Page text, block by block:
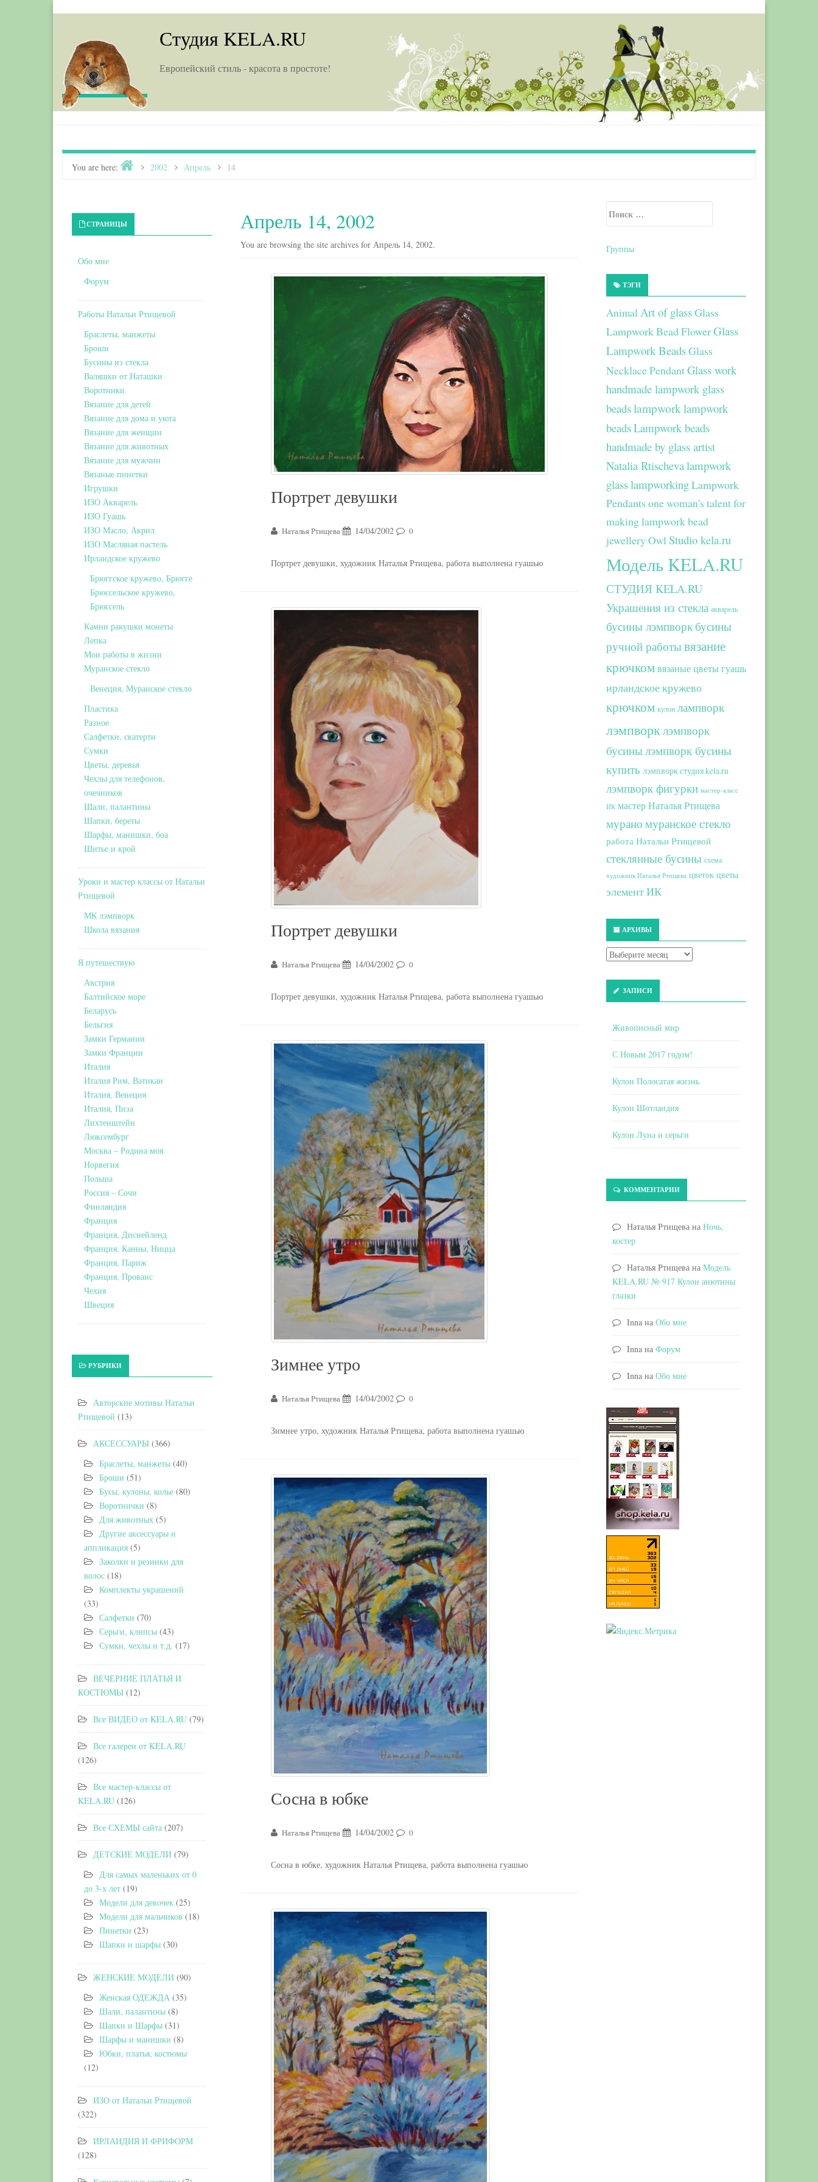
Студия KELA.RU
Европейский стиль - красота в простоте!
You are here: Home2002 Апрель 14
Апрель 14, 2002
You are browsing the site archives for Апрель 14, 2002.
Портрет девушки
Наталья Ртищева 14/04/2002 0
Портрет девушки, художник Наталья Ртищева, работа выполнена гуашью
Портрет девушки
Наталья Ртищева 14/04/2002 0
Портрет девушки, художник Наталья Ртищева, работа выполнена гуашью
Зимнее утро
Наталья Ртищева 14/04/2002 0
Зимнее утро, художник Наталья Ртищева, работа выполнена гуашью
Сосна в юбке
Наталья Ртищева 14/04/2002 0
Сосна в юбке, художник Наталья Ртищева, работа выполнена гуашью
Primary Sidebar
СТРАНИЦЫ
Обо мне
Форум
Работы Натальи Ртищевой
Браслеты, манжеты
Броши
Бусины из стекла
Валяшки от Наташки
Воротники
Вязание для детей
Вязание для дома и уюта
Вязание для женщин
Вязание для животных
Вязание для мужчин
Вязаные пинетки
Игрушки
ИЗО Акварель
ИЗО Гуашь
ИЗО Масло, Акрил
ИЗО Масляная пастель
Ирландское кружево
Брюггское кружево, Брюгге
Брюссельское кружево,
Брюссель
Камни ракушки монеты
Лепка
Мои работы в жизни
Муранское стекло
Венеция, Муранское стекло
Пластика
Разное
Салфетки, скатерти
Сумки
Цветы, деревья
Чехлы для телефонов,
очечников
Шали, палантины
Шапки, береты
Шарфы, манишки, боа
Шитье и крой
Уроки и мастер классы от Натальи
Ртищевой
МК лэмпворк
Школа вязания
Я путешествую
Австрия
Балтийское море
Беларусь
Бельгия
Замки Германии
Замки Франции
Италия
Италия Рим, Ватикан
Италия, Венеция
Италия, Пиза
Лихтенштейн
Люксембург
Москва – Родина моя
Норвегия
Польша
Россия – Сочи
Финляндия
Франция
Франция, Диснейленд
Франция, Канны, Ницца
Франция, Париж
Франция, Прованс
Чехия
Швеция
РУБРИКИ
Авторские мотивы Натальи
Ртищевой (13)
АКСЕССУАРЫ (366)
Браслеты, манжеты (40)
Броши (51)
Бусы, кулоны, колье (80)
Воротнички (8)
Для животных (5)
Другие аксессуары и
аппликация (5)
Заколки и резинки для
волос (18)
Комплекты украшений
(33)
Салфетки (70)
Серьги, клипсы (43)
Сумки, чехлы и т.д. (17)
ВЕЧЕРНИЕ ПЛАТЬЯ И
КОСТЮМЫ (12)
Все ВИДЕО от KELA.RU (79)
Все галереи от KELA.RU
(126)
Все мастер-классы от
KELA.RU (126)
Все СХЕМЫ сайта (207)
ДЕТСКИЕ МОДЕЛИ (79)
Для самых маленьких от 0
до 3-х лет (19)
Модели для девочек (25)
Модели для мальчиков (18)
Пинетки (23)
Шапки и шарфы (30)
ЖЕНСКИЕ МОДЕЛИ (90)
Женская ОДЕЖДА (35)
Шали, палантины (8)
Шапки и Шарфы (31)
Шарфы и манишки (8)
Юбки, платья, костюмы
(12)
ИЗО от Натальи Ртищевой
(322)
ИРЛАНДИЯ И ФРИФОРМ
(128)
Secondary Sidebar
Группы
ТЭГИ
Animal Art of glassGlass
Lampwork Bead FlowerGlass
Lampwork BeadsGlass
Necklace PendantGlass work
handmade lampwork glass
beadslampworklampwork
beadsLampwork beads
handmade by glass artist
Natalia Rtischevalampwork
glasslampworkingLampwork
Pendants one woman's talent for
making lampwork bead
jewelleryOwlStudio kela.ru
Модель KELA.RU
СТУДИЯ KELA.RU
Украшения из стекла акварель
бусины лэмпворк бусины
ручной работывязание
крючком вязаные цветы гуашь
ирландское кружево
крючком кулон лампворк
лэмпворклэмпворк
бусинылэмпворк бусины
купить лэмпворк студия kela.ru
лэмпворк фигурки мастер-класс
ИК мастер Наталья Ртищева
мурано муранское стекло
работа Натальи Ртищевой
стеклянные бусины схема
художник Наталья Ртищева цветок цветы
элемент ИК
АРХИВЫ
ЗАПИСИ
Живописный мир
С Новым 2017 годом!
Кулон Полосатая жизнь
Кулон Шотландия
Кулон Луна и серьги
КОММЕНТАРИИ
Наталья Ртищевана Ночь,
костер
Наталья Ртищевана Модель
KELA.RU № 917 Кулон анютины
глазки
Innaна Обо мне
Innaна Форум
Innaна Обо мне